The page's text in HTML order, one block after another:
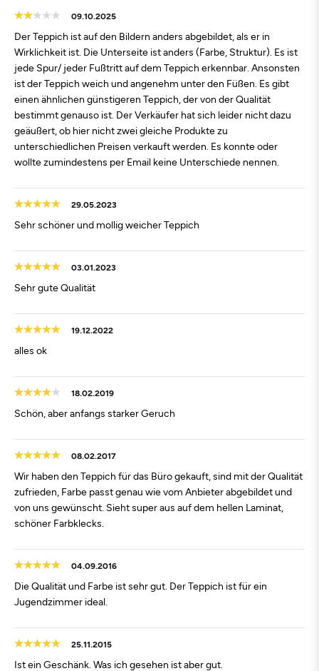
09.10.2025
Der Teppich ist auf den Bildern anders abgebildet, als er in
Wirklichkeit ist. Die Unterseite ist anders (Farbe, Struktur). Es ist
jede Spur/ jeder Fußtritt auf dem Teppich erkennbar. Ansonsten
ist der Teppich weich und angenehm unter den Füßen. Es gibt
einen ähnlichen günstigeren Teppich, der von der Qualität
bestimmt genauso ist. Der Verkäufer hat sich leider nicht dazu
geäußert, ob hier nicht zwei gleiche Produkte zu
unterschiedlichen Preisen verkauft werden. Es konnte oder
wollte zumindestens per Email keine Unterschiede nennen.
29.05.2023
Sehr schöner und mollig weicher Teppich
03.01.2023
Sehr gute Qualität
19.12.2022
alles ok
18.02.2019
Schön, aber anfangs starker Geruch
08.02.2017
Wir haben den Teppich für das Büro gekauft, sind mit der Qualität
zufrieden, Farbe passt genau wie vom Anbieter abgebildet und
von uns gewünscht. Sieht super aus auf dem hellen Laminat,
schöner Farbklecks.
04.09.2016
Die Qualität und Farbe ist sehr gut. Der Teppich ist für ein
Jugendzimmer ideal.
25.11.2015
Ist ein Geschänk. Was ich gesehen ist aber gut.